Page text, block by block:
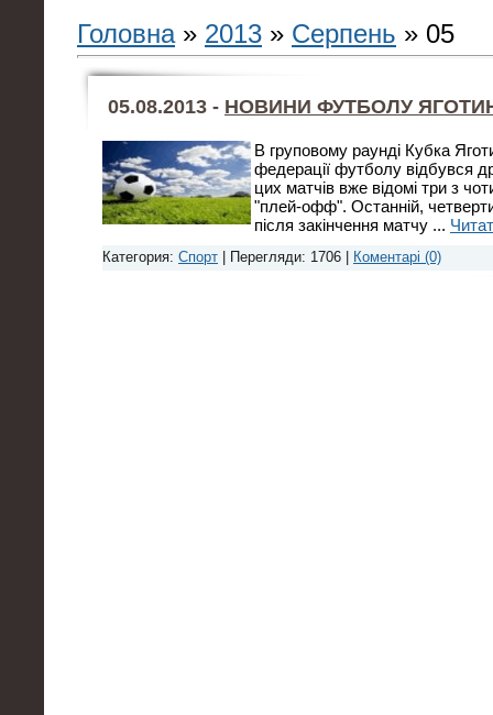
Головна» 2013 » Серпень » 05
05.08.2013 - НОВИНИ ФУТБОЛУ
В груповому раунді Кубка
федерації футболу відбувся
цих матчів вже відомі три з
"плей-офф". Останній,
після закінчення матчу ...
Категория: Спорт | Перегляди: 1706 | Коментарі (0)